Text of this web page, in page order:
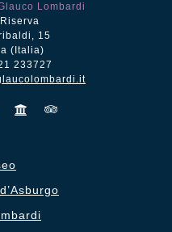
Lombardi
15
(Italia)
233727